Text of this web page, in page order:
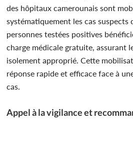
des hôpitaux camerounais sont
systématiquement les cas suspects
personnes testées positives
charge médicale gratuite, assurant
isolement approprié. Cette
réponse rapide et efficace face à
cas.
Appel à la vigilance et